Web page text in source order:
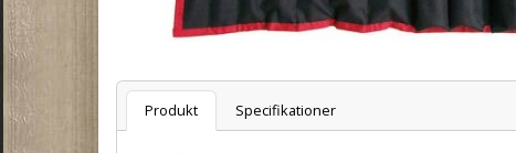
Varenummer
Produkt
Specifikationer